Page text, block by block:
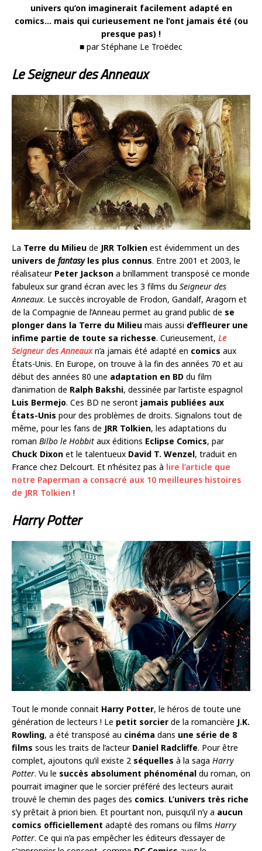
univers qu’on imaginerait facilement adapté en
comics… mais qui curieusement ne l’ont jamais été (ou
presque pas) !
■ par Stéphane Le Troëdec
Le Seigneur des Anneaux
La Terre du Milieu de JRR Tolkien est évidemment un des
univers de fantasyles plus connus. Entre 2001 et 2003, le
réalisateur Peter Jackson a brillamment transposé ce monde
fabuleux sur grand écran avec les 3 films du Seigneur des
Anneaux. Le succès incroyable de Frodon, Gandalf, Aragorn et
de la Compagnie de l’Anneau permet au grand public de se
plonger dans la Terre du Milieu mais aussi d’effleurer une
infime partie de toute sa richesse. Curieusement, Le
Seigneur des Anneauxn’a jamais été adapté en comics aux
États-Unis. En Europe, on trouve à la fin des années 70 et au
début des années 80 une adaptation en BD du film
d’animation de Ralph Bakshi, dessinée par l’artiste espagnol
Luis Bermejo. Ces BD ne seront jamais publiées aux
États-Unis pour des problèmes de droits. Signalons tout de
même, pour les fans de JRR Tolkien, les adaptations du
roman Bilbo le Hobbit aux éditions Eclipse Comics, par
Chuck Dixon et le talentueux David T. Wenzel, traduit en
France chez Delcourt. Et n’hésitez pas à lire l’article que
notre Paperman a consacré aux 10 meilleures histoires
de JRR Tolkien !
Harry Potter
Tout le monde connait Harry Potter, le héros de toute une
génération de lecteurs ! Le petit sorcier de la romancière J.K.
Rowling, a été transposé au cinéma dans une série de 8
films sous les traits de l’acteur Daniel Radcliffe. Pour être
complet, ajoutons qu’il existe 2 séquelles à la saga Harry
Potter. Vu le succès absolument phénoménal du roman, on
pourrait imaginer que le sorcier préféré des lecteurs aurait
trouvé le chemin des pages des comics. L’univers très riche
s’y prêtait à priori bien. Et pourtant non, puisqu’il n’y a aucun
comics officiellement adapté des romans ou films Harry
Potter. Ce qui n’a pas empêcher les éditeurs d’essayer de